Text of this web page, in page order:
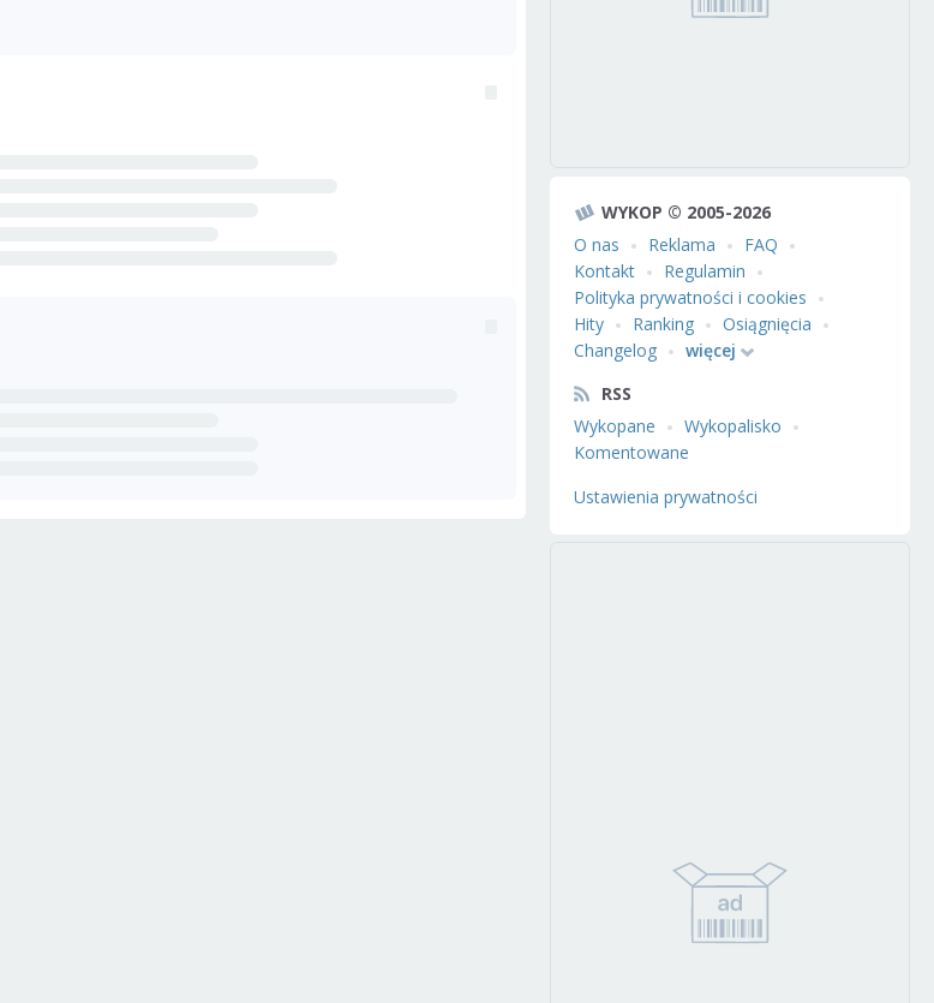
WYKOP © 2005-2026
O nas
Reklama
FAQ
Kontakt
Regulamin
Polityka prywatności i cookies
Hity
Ranking
Osiągnięcia
Changelog
więcej
RSS
Wykopane
Wykopalisko
Komentowane
Ustawienia prywatności